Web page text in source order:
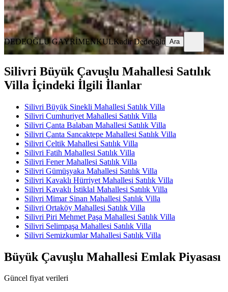
DEDEOĞLU GAYRİMENKULKadir Dedeoğlu
Ara
DEDEOĞLU GAYRİMENKULKadir Dedeoğlu Ara
Silivri Büyük Çavuşlu Mahallesi Satılık
Villa İçindeki İlgili İlanlar
Silivri Büyük Sinekli Mahallesi Satılık Villa
Silivri Cumhuriyet Mahallesi Satılık Villa
Silivri Çanta Balaban Mahallesi Satılık Villa
Silivri Çanta Sancaktepe Mahallesi Satılık Villa
Silivri Çeltik Mahallesi Satılık Villa
Silivri Fatih Mahallesi Satılık Villa
Silivri Fener Mahallesi Satılık Villa
Silivri Gümüşyaka Mahallesi Satılık Villa
Silivri Kavaklı Hürriyet Mahallesi Satılık Villa
Silivri Kavaklı İstiklal Mahallesi Satılık Villa
Silivri Mimar Sinan Mahallesi Satılık Villa
Silivri Ortaköy Mahallesi Satılık Villa
Silivri Piri Mehmet Paşa Mahallesi Satılık Villa
Silivri Selimpaşa Mahallesi Satılık Villa
Silivri Semizkumlar Mahallesi Satılık Villa
Büyük Çavuşlu Mahallesi Emlak Piyasası
Güncel fiyat verileri